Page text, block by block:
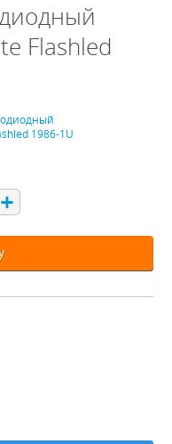
Flashled
+